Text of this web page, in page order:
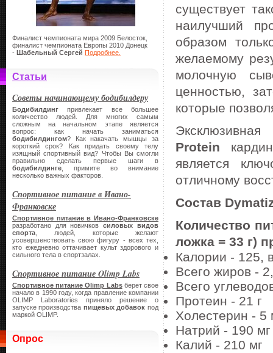
Финалист чемпионата мира 2009 Белосток,
финалист чемпионата Европы 2010 Донецк
- Шабельный Сергей Подробнее.
Статьи
Советы начинающему бодибилдеру
Бодибилдинг привлекает все большее
количество людей. Для многих самым
сложным на начальном этапе является
вопрос: как начать заниматься
бодибилдингом? Как накачать мышцы за
короткий срок? Как придать своему телу
изящный спортивный вид? Чтобы Вы смогли
правильно сделать первые шаги в
бодибилдинге , примите во внимание
несколько важных факторов.
Спортивное питание в Ивано-
Франковске
Спортивное питание в Ивано-Франковске
разработано для новичковсиловых видов
спорта , людей, которые желают
усовершенствовать свою фигуру - всех тех,
кто ежедневно оттачивает культ здорового и
сильного тела в спортзалах.
Спортивное питание Olimp Labs
Спортивное питание Olimp Labsберет свое
начало в 1990 году, когда правление компании
OLIMP Laboratories приняло решение о
запуске производства пищевых добавок под
маркой OLIMP.
Опрос
существует
наилучший
образом
желаемому
молочную
ценностью,
которые
Protein
является
отличному
Состав
Количество
ложка = 33 г)
Калории - 125,
Всего жиров -
Всего
Протеин - 21 г
Холестерин - 5
Натрий - 190 мг
Калий - 210 мг